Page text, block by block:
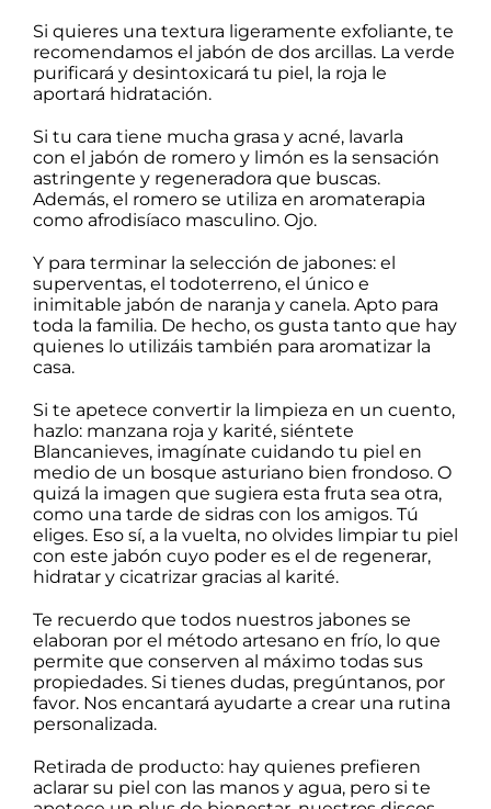
Si quieres una textura ligeramente exfoliante, te
recomendamos el jabón de dos arcillas. La verde
purificará y desintoxicará tu piel, la roja le
aportará hidratación.
Si tu cara tiene mucha grasa y acné, lavarla
con el jabón de romero y limón es la sensación
astringente y regeneradora que buscas.
Además, el romero se utiliza en aromaterapia
como afrodisíaco masculino. Ojo.
Y para terminar la selección de jabones: el
superventas, el todoterreno, el único e
inimitable jabón de naranja y canela. Apto para
toda la familia. De hecho, os gusta tanto que hay
quienes lo utilizáis también para aromatizar la
casa.
Si te apetece convertir la limpieza en un cuento,
hazlo: manzana roja y karité, siéntete
Blancanieves, imagínate cuidando tu piel en
medio de un bosque asturiano bien frondoso. O
quizá la imagen que sugiera esta fruta sea otra,
como una tarde de sidras con los amigos. Tú
eliges. Eso sí, a la vuelta, no olvides limpiar tu piel
con este jabón cuyo poder es el de regenerar,
hidratar y cicatrizar gracias al karité.
Te recuerdo que todos nuestros jabones se
elaboran por el método artesano en frío, lo que
permite que conserven al máximo todas sus
propiedades. Si tienes dudas, pregúntanos, por
favor. Nos encantará ayudarte a crear una rutina
personalizada.
Retirada de producto: hay quienes prefieren
aclarar su piel con las manos y agua, pero si te